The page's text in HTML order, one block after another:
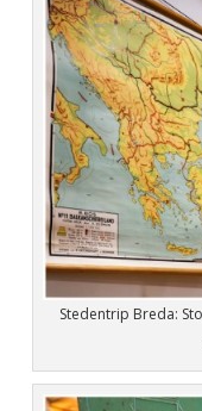
Stedentrip Breda: